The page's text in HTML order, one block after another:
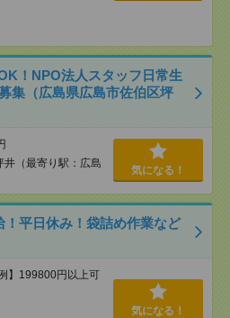
！NPO法人スタッフ日常生
集（広島県広島市佐伯区坪
井（最寄り駅：広島
気になる！
平日休み！袋詰め作業など
】199800円以上可
気になる！